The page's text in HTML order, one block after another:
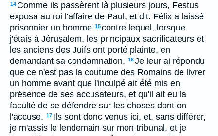
14 Comme ils passèrent là plusieurs jours, Festus
exposa au roi l'affaire de Paul, et dit: Félix a laissé
prisonnier un homme 15contre lequel, lorsque
j'étais à Jérusalem, les principaux sacrificateurs et
les anciens des Juifs ont porté plainte, en
demandant sa condamnation. 16Je leur ai répondu
que ce n'est pas la coutume des Romains de livrer
un homme avant que l'inculpé ait été mis en
présence de ses accusateurs, et qu'il ait eu la
faculté de se défendre sur les choses dont on
l'accuse. 17 Ils sont donc venus ici, et, sans différer,
je m'assis le lendemain sur mon tribunal, et je